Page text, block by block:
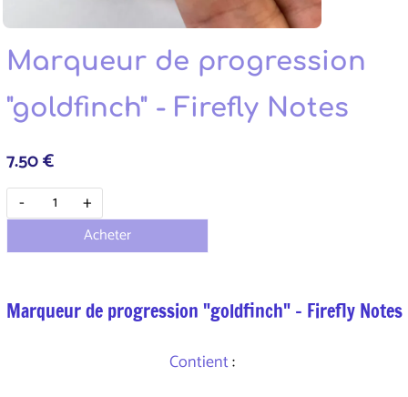
Marqueur de progression
"goldfinch" - Firefly Notes
7.50 €
- +
Acheter
Marqueur de progression "goldfinch" - Firefly Notes
Contient: